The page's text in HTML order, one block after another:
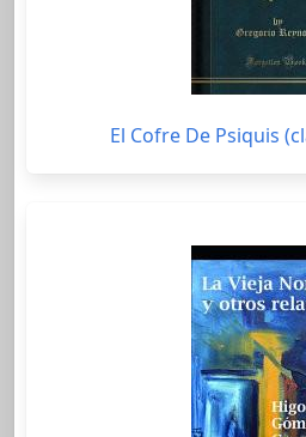
El Cofre De Psiquis